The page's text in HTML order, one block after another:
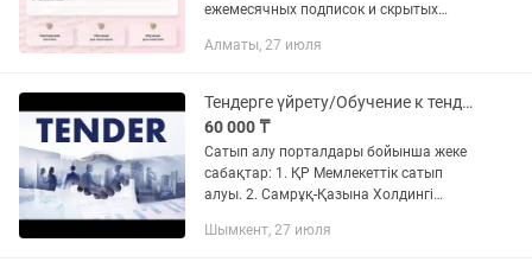
ежемесячных подписок и скрытых
раз и навсегда. Все новые курсы и
получаете...
Алматы, 27 июля
Тендерге үйрету/Обучение к тендеру
60 000 ₸
Сатып алу порталдары бойынша жеке
сабақтар: 1. ҚР Мемлекеттік сатып
алуы. 2. Самрұқ-Қазына Холдингі
есеп-шот ашу 4. Алғашқы тендерлерді
Шымкент, 27 июля